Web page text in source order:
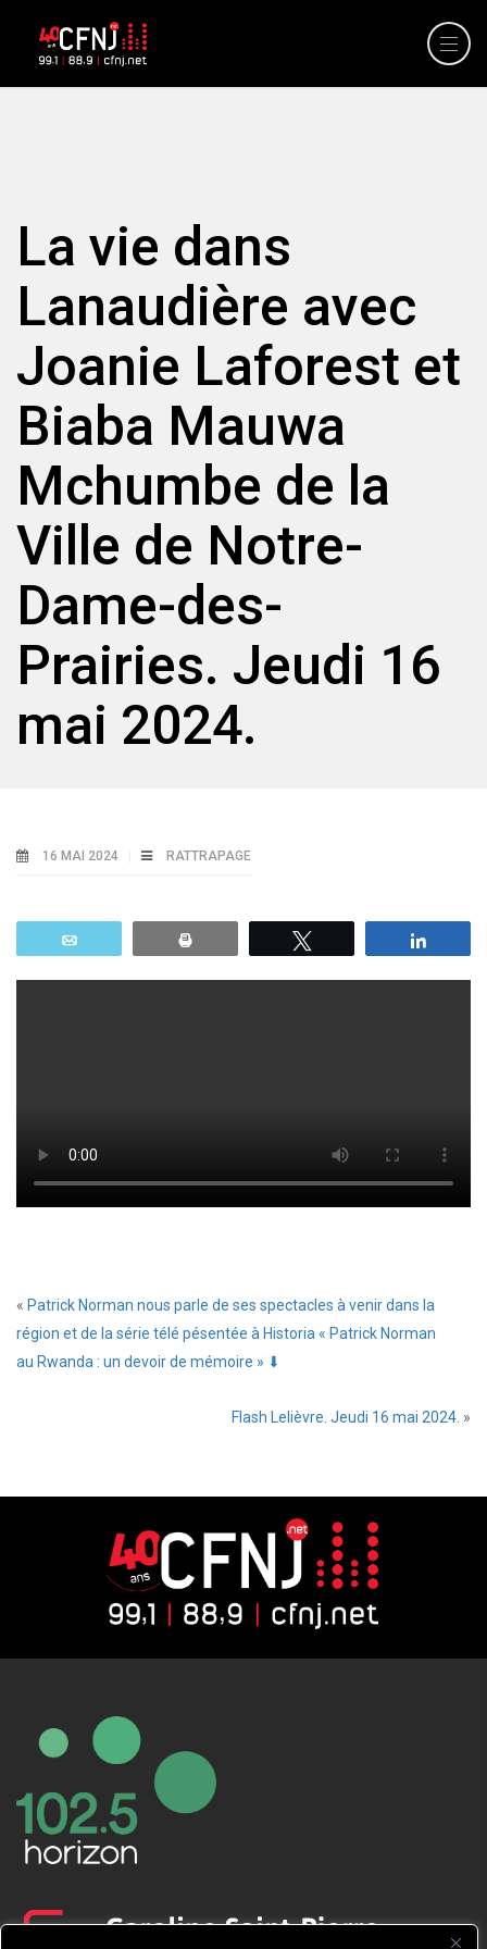
La vie dans
Lanaudière avec
Joanie Laforest et
Biaba Mauwa
Mchumbe de la
Ville de Notre-
Dame-des-
Prairies. Jeudi 16
mai 2024.
16 MAI 2024 RATTRAPAGE
« Patrick Norman nous parle de ses spectacles à venir dans la
région et de la série télé pésentée à Historia « Patrick Norman
au Rwanda : un devoir de mémoire » ⬇
Flash Lelièvre. Jeudi 16 mai 2024. »